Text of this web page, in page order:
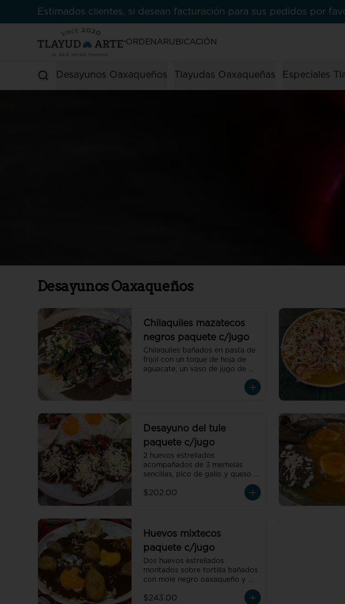
Estimados clientes, si desean facturación para sus pedidos por
ORDENARUBICACIÓN
Desayunos Oaxaqueños Tlayudas Oaxaqueñas Especiales
Desayunos Oaxaqueños
Chilaquiles mazatecos
negros paquete c/jugo
Chilaquiles bañados en pasta de
frijol con un toque de hoja de
aguacate, un vaso de jugo de
temporada natural de 250 ml y
proteína para cada orden de
chilaquiles
Desayuno del tule
paquete c/jugo
2 huevos estrellados
acompañados de 3 memelas
sencillas, pico de gallo y queso
jugo de temporada natural de
250 ml y un café americano 300
bolillo mini.
$202.00
Huevos mixtecos
paquete c/jugo
Dos huevos estrellados
montados sobre tortilla bañados
con mole negro oaxaqueño y
acompañado de frijoles refritos
$243.00